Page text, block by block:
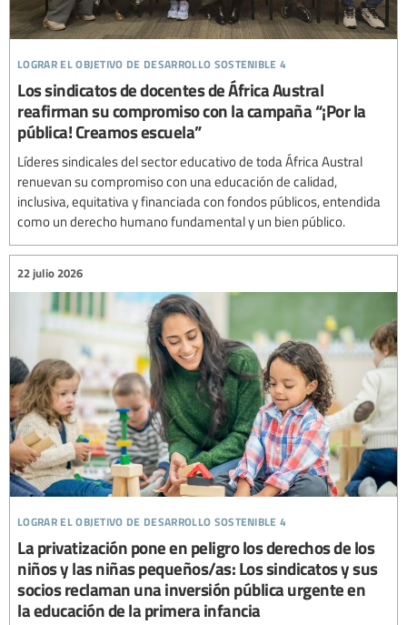
lograr el objetivo de desarrollo sostenible 4
Los sindicatos de docentes de África Austral
reafirman su compromiso con la campaña “¡Por la
pública! Creamos escuela”
Líderes sindicales del sector educativo de toda África Austral
renuevan su compromiso con una educación de calidad,
inclusiva, equitativa y financiada con fondos públicos, entendida
como un derecho humano fundamental y un bien público.
lograr el objetivo de desarrollo sostenible 4
22 julio 2026
La privatización pone en peligro los derechos de los
niños y las niñas pequeños/as: Los sindicatos y sus
socios reclaman una inversión pública urgente en
la educación de la primera infancia